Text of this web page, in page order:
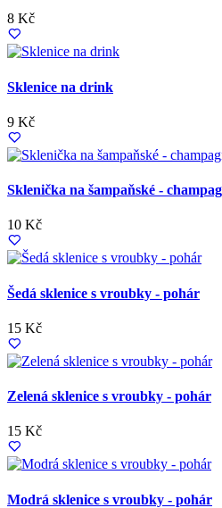
8 Kč
Sklenice na drink
9 Kč
Sklenička na šampaňské -
10 Kč
Šedá sklenice s vroubky - pohár
15 Kč
Zelená sklenice s vroubky - pohár
15 Kč
Modrá sklenice s vroubky - pohár